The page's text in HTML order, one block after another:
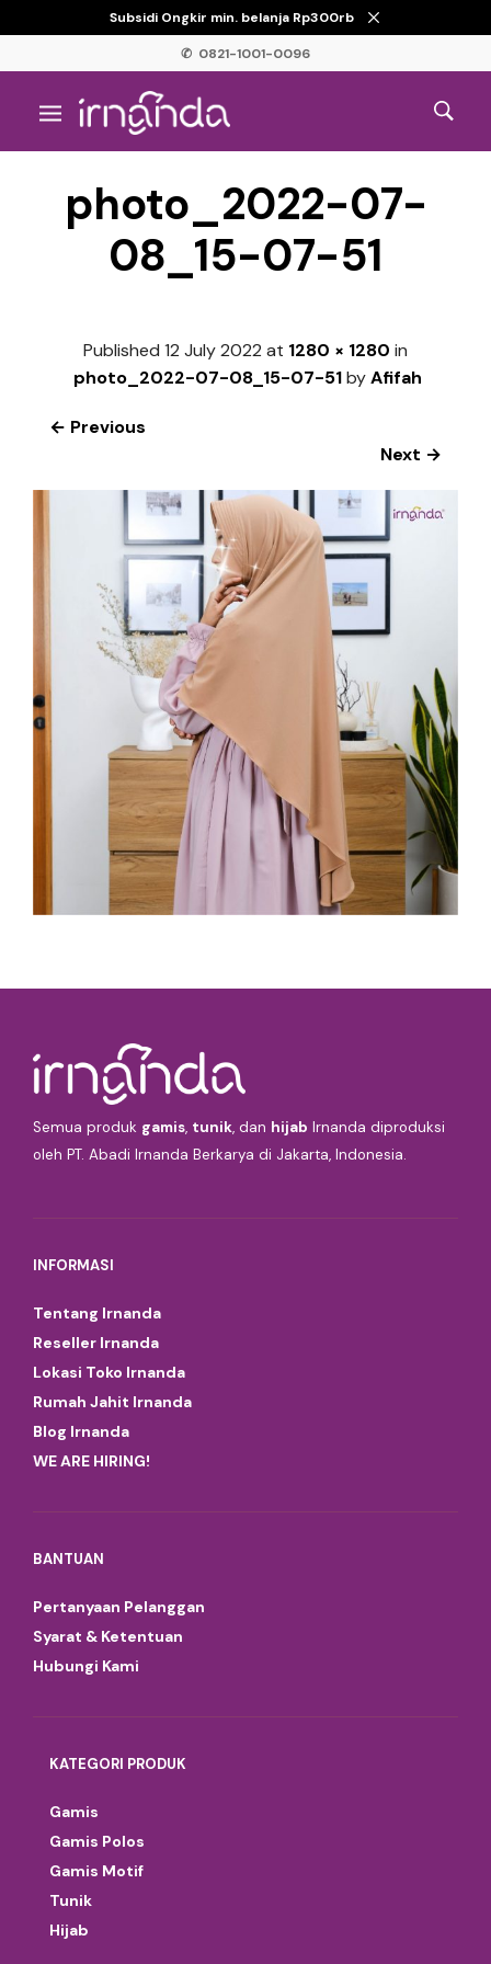
Subsidi Ongkir min. belanja Rp300rb
✆ 0821-1001-0096
photo_2022-07-
08_15-07-51
Published 12 July 2022 at 1280 × 1280 in
photo_2022-07-08_15-07-51byAfifah
← Previous
Next →
Semua produk gamis, tunik, dan hijab Irnanda diproduksi
oleh PT. Abadi Irnanda Berkarya di Jakarta, Indonesia.
INFORMASI
Tentang Irnanda
Reseller Irnanda
Lokasi Toko Irnanda
Rumah Jahit Irnanda
Blog Irnanda
WE ARE HIRING!
BANTUAN
Pertanyaan Pelanggan
Syarat & Ketentuan
Hubungi Kami
KATEGORI PRODUK
Gamis
Gamis Polos
Gamis Motif
Tunik
Hijab